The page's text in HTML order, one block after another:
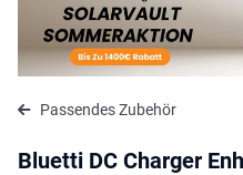
Passendes Zubehör
Bluetti DC Charger